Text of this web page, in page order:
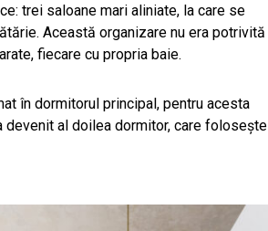
trei saloane mari aliniate, la care se
Această organizare nu era potrivită
fiecare cu propria baie.
în dormitorul principal, pentru acesta
devenit al doilea dormitor, care folosește